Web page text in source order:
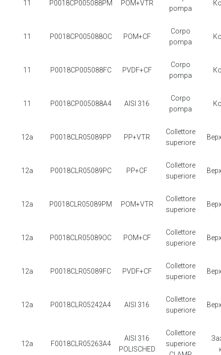
11 P0018CP005088PM POM+VTR
pompa
11 P0018CP005088OC POM+CF
Corpo
pompa
11 P0018CP005088FC PVDF+CF
Corpo
pompa
11 P0018CP005088A4 AISI 316
Corpo
pompa
12a P0018CLR05089PP PP+VTR
Collettore
superiore
12a P0018CLR05089PC PP+CF
Collettore
superiore
12a P0018CLR05089PM POM+VTR
Collettore
superiore
12a P0018CLR05089OC POM+CF
Collettore
superiore
12a P0018CLR05089FC PVDF+CF
Collettore
superiore
12a P0018CLR05242A4 AISI 316
Collettore
superiore
12a F0018CLR05263A4
AISI 316
POLISCHED
Collettore
superiore